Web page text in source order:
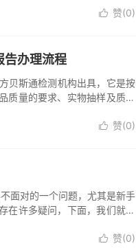
 赞(0)
告办理流程
斯通检测机构出具，它是按
质量的要求、实物抽样及质量
 赞(0)
面对的一个问题，尤其是新手
在许多疑问，下面，我们就卖
 赞(0)